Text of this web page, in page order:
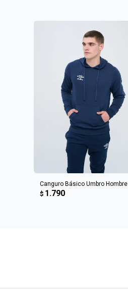
Canguro Básico Umbro Hombre
$ 1.790
AGREGAR AL CARRITO